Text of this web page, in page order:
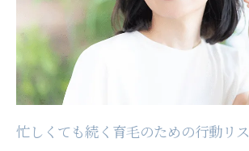
ストレスが髪や育毛に及ぼす
日常でできる育毛環境改善の
リラックス習慣が育毛サイク
育毛のためのストレス対策実
忙しくても続く育毛のための行動リ